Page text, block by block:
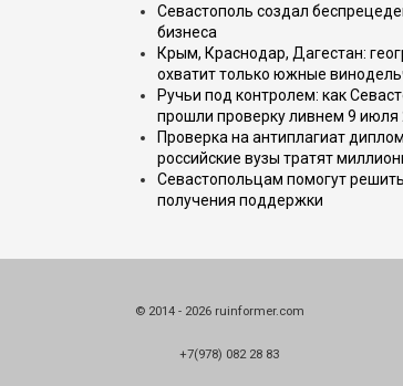
Севастополь создал
бизнеса
Крым, Краснодар, Дагестан:
охватит только южные
Ручьи под контролем: как
прошли проверку ливнем 9 июля
Проверка на антиплагиат
российские вузы тратят
Севастопольцам помогут
получения поддержки
© 2014 - 2026 ruinformer.com
+7(978) 082 28 83